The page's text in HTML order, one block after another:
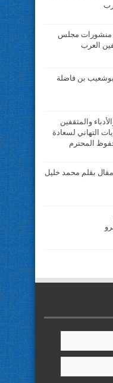
منشورات مجلس
العرب
بن فاضلة
والمثقفين
التهاني لسعادة
المحترم
بقلم محمد خليل